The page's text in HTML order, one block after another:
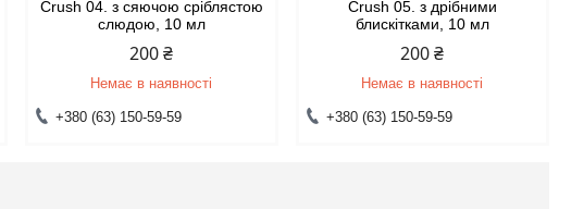
Crush 04. з сяючою сріблястою
слюдою, 10 мл
200 ₴
Немає в наявності
+380 (63) 150-59-59
Crush 05. з дрібними
блискітками, 10 мл
200 ₴
Немає в наявності
+380 (63) 150-59-59